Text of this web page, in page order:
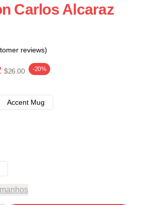
Carlos Alcaraz
reviews)
$26.00 -20%
Accent Mug